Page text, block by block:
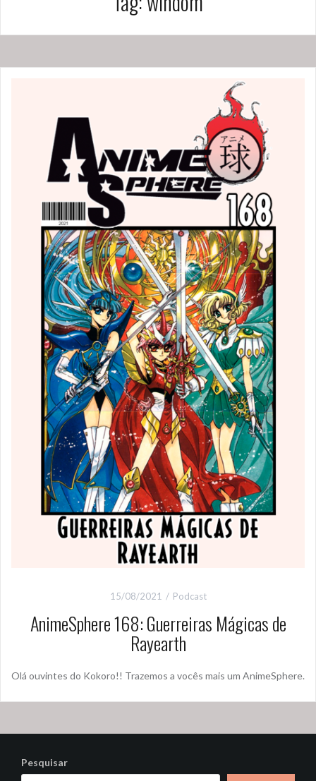
15/08/2021 Podcast
AnimeSphere 168: Guerreiras Mágicas de
Rayearth
Olá ouvintes do Kokoro!! Trazemos a vocês mais um AnimeSphere.
Pesquisar